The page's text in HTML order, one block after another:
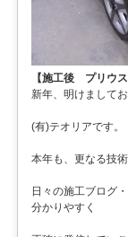
【施工後 プリウ
新年、明けまして
(有)テオリアです。
本年も、更なる技
日々の施工ブログ
分かりやすく